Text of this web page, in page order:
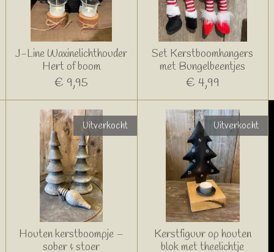
J-Line Waxinelichthouder
Hert of boom
€ 9,95
Set Kerstboomhangers
met Bungelbeentjes
€ 4,99
Uitverkocht
Houten kerstboompje –
sober & stoer
Uitverkocht
Kerstfiguur op houten
blok met theelichtje